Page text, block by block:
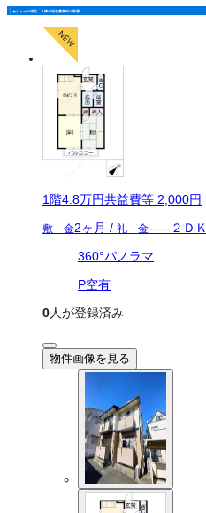
セジュール城北 Ｂ棟の現在募集中の部屋
1階4.8万円共益費等 2,000円
敷 金2ヶ月 / 礼 金----- ２ＤＫ
360°パノラマ
P空有
0人が登録済み
物件画像を見る